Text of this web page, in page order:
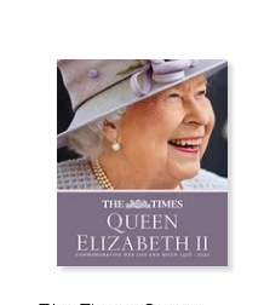
50%
dcto.
$ 36.60
$ 18.30